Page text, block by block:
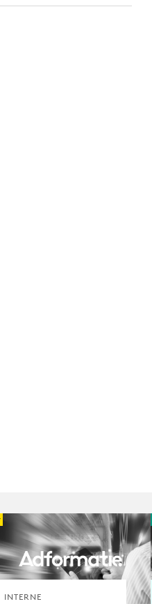
INTERNE